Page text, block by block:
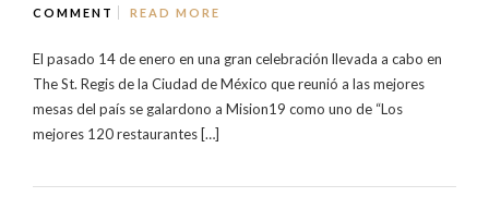
COMMENT
READ MORE
El pasado 14 de enero en una gran celebración llevada a cabo en
The St. Regis de la Ciudad de México que reunió a las mejores
mesas del país se galardono a Mision19 como uno de “Los
mejores 120 restaurantes […]